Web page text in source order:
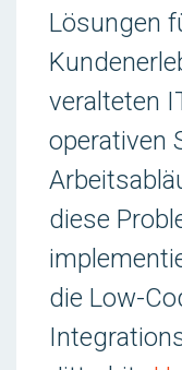
Lösungen
veralteten
operativen
diese
die Low-